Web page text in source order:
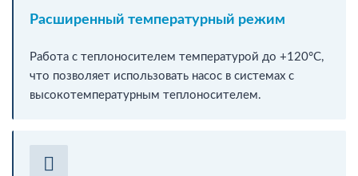
Расширенный температурный режим
Работа с теплоносителем температурой до +120°C,
что позволяет использовать насос в системах с
высокотемпературным теплоносителем.